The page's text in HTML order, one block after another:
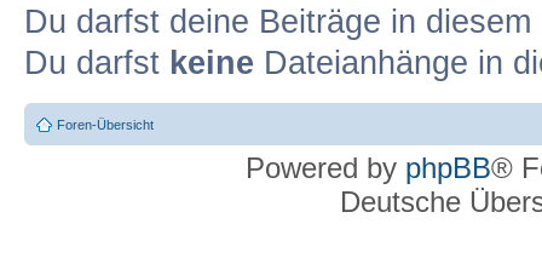
Du darfst deine Beiträge in
Du darfst keine Dateianhänge in
Foren-Übersicht
Powered by phpBB®
Deutsche